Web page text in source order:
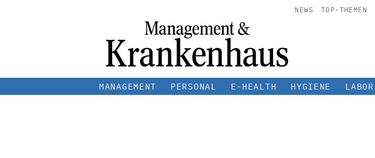
NEWS TOP-THEMEN
MANAGEMENT PERSONAL E-HEALTH HYGIENE LABOR